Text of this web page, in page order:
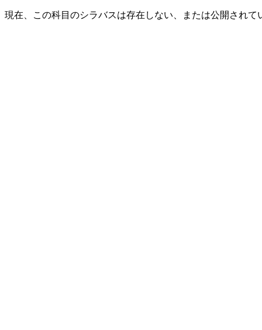
現在、この科目のシラバスは存在しない、または公開されて